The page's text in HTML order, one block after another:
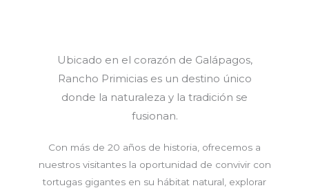
Ubicado en el corazón de Galápagos,
Rancho Primicias es un destino único
donde la naturaleza y la tradición se
fusionan.
Con más de 20 años de historia, ofrecemos a
nuestros visitantes la oportunidad de convivir con
tortugas gigantes en su hábitat natural, explorar